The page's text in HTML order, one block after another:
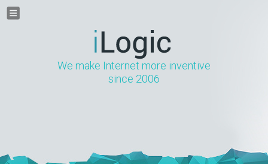
We make Internet more inventive
since 2006